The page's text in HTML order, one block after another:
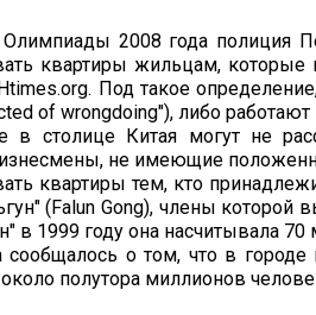
2008 года полиция
квартиры жильцам, которые
Под такое
of wrongdoing"), либо
в столице Китая могут не
не имеющие
квартиры тем, кто
(Falun Gong), члены
в 1999 году она насчитывала
о том, что в
полутора миллионов